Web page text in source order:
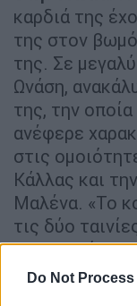
Do Not
καρδιά της
της στον
της. Σε
Ωνάση,
της, την
ανέφερε
στις
Κάλλας και
Μαλένα. «Το
τις δύο
τους περίπου
στο